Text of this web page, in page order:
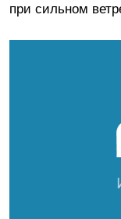
при сильном